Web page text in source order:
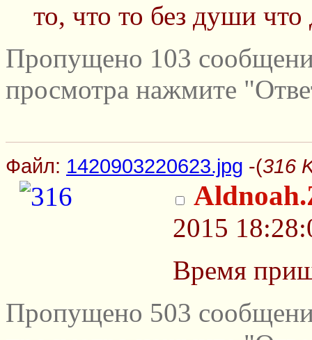
то, что то без души
Пропущено 103
просмотра нажмите
Файл: 1420903220623.jpg -(316
2015
Время
Пропущено 503